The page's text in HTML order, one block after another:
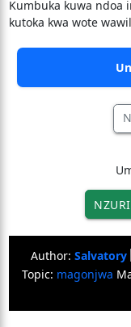
Kumbuka kuwa ndoa
kutoka kwa wote
NZURI
Author: Salvatory
Topic: magonjwa